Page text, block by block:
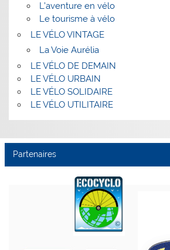
L’aventure en vélo
Le tourisme à vélo
LE VÉLO VINTAGE
La Voie Aurélia
LE VÉLO DE DEMAIN
LE VÉLO URBAIN
LE VÉLO SOLIDAIRE
LE VÉLO UTILITAIRE
Partenaires